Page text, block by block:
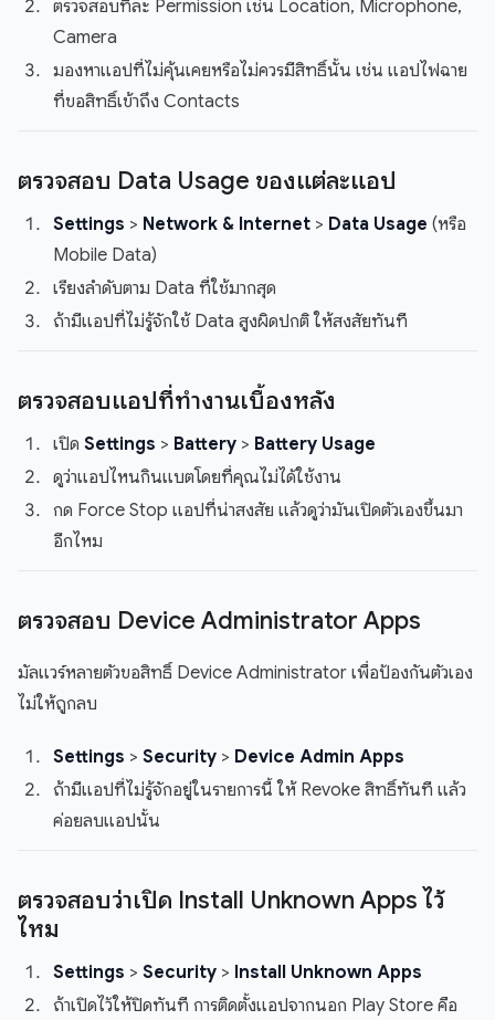
ตรวจสอบทีละ Permission เช่น Location, Microphone,
Camera
มองหาแอปที่ไม่คุ้นเคยหรือไม่ควรมีสิทธิ์นั้น เช่น แอปไฟฉาย
ที่ขอสิทธิ์เข้าถึง Contacts
ตรวจสอบ Data Usage ของแต่ละแอป
Settings > Network & Internet > Data Usage (หรือ
Mobile Data)
เรียงลำดับตาม Data ที่ใช้มากสุด
ถ้ามีแอปที่ไม่รู้จักใช้ Data สูงผิดปกติ ให้สงสัยทันที
ตรวจสอบแอปที่ทำงานเบื้องหลัง
เปิด Settings > Battery > Battery Usage
ดูว่าแอปไหนกินแบตโดยที่คุณไม่ได้ใช้งาน
กด Force Stop แอปที่น่าสงสัย แล้วดูว่ามันเปิดตัวเองขึ้นมา
อีกไหม
ตรวจสอบ Device Administrator Apps
มัลแวร์หลายตัวขอสิทธิ์ Device Administrator เพื่อป้องกันตัวเอง
ไม่ให้ถูกลบ
Settings > Security > Device Admin Apps
ถ้ามีแอปที่ไม่รู้จักอยู่ในรายการนี้ ให้ Revoke สิทธิ์ทันที แล้ว
ค่อยลบแอปนั้น
ตรวจสอบว่าเปิด Install Unknown Apps ไว้
ไหม
Settings > Security > Install Unknown Apps
ถ้าเปิดไว้ให้ปิดทันที การติดตั้งแอปจากนอก Play Store คือ